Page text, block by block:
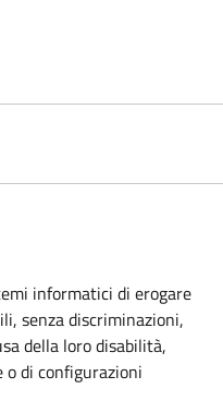
informatici di erogare
senza discriminazioni,
della loro disabilità,
o di configurazioni